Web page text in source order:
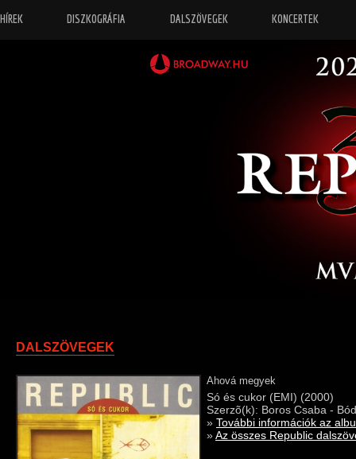
DALSZÖVEGEK
Ahová megyek
Só és cukor (EMI) (2000)
Szerzõ(k): Boros Csaba -
» További információk az
»Az összes Republic
HÍREK DISZKOGRÁFIA DALSZÖVEGEK KONCERTEK